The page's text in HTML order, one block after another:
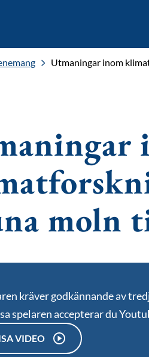
Utmaningar inom
moln
kräver godkännande av
spelaren accepterar du
VIDEO